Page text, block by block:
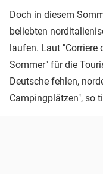
Doch in diesem
beliebten
laufen. Laut "Corriere
Sommer" für die
Deutsche fehlen,
Campingplätzen", so